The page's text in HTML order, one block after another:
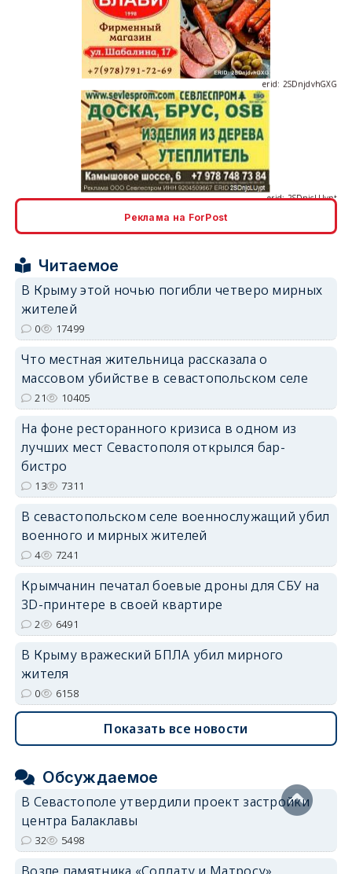
erid: 2SDnjdvhGXG
Реклама на ForPost
Читаемое
В Крыму этой ночью погибли четверо мирных
жителей
0 17499
Что местная жительница рассказала о
массовом убийстве в севастопольском селе
21 10405
На фоне ресторанного кризиса в одном из
лучших мест Севастополя открылся бар-
бистро
13 7311
В севастопольском селе военнослужащий убил
военного и мирных жителей
4 7241
Крымчанин печатал боевые дроны для СБУ на
3D-принтере в своей квартире
2 6491
В Крыму вражеский БПЛА убил мирного
жителя
0 6158
Показать все новости
Обсуждаемое
В Севастополе утвердили проект застройки
центра Балаклавы
32 5498